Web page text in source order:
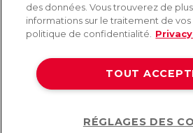
AIDE
Contact
Livraison et expédition
Foire aux questions
Protection des données
des données. Vous trouverez de
informations sur le traitement de vos
politique de confidentialité.
TOUT
RÉGLAGES DES